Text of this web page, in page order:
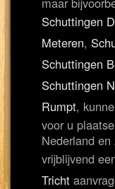
Schuttingen
Meteren,
Schuttingen
Schuttingen
Rumpt,
voor u
Nederland
vrijblijvend
Tricht